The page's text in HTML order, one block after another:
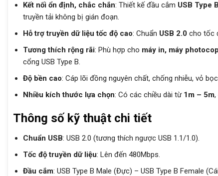
Kết nối ổn định, chắc chắn: Thiết kế đầu cắm USB Type
truyền tải không bị gián đoạn.
Hỗ trợ truyền dữ liệu tốc độ cao: Chuẩn USB 2.0cho tốc
Tương thích rộng rãi: Phù hợp cho máy in, máy
cổng USB Type B.
Độ bền cao: Cáp lõi đồng nguyên chất, chống nhiễu, vỏ
Nhiều kích thước lựa chọn: Có các chiều dài từ 1m – 5m,
Thông số kỹ thuật chi tiết
Chuẩn USB: USB 2.0 (tương thích ngược USB 1.1/1.0).
Tốc độ truyền dữ liệu: Lên đến 480Mbps.
Đầu cắm: USB Type B Male (Đực) – USB Type B Female